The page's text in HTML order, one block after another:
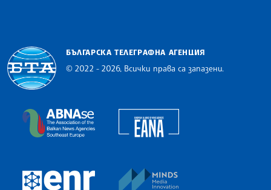
БЪЛГАРСКА ТЕЛЕГРАФНА АГЕНЦИЯ
© 2022 - 2026, Всички права са запазени.
The Assocoation of the Balkan News Agencies
European Newsroom